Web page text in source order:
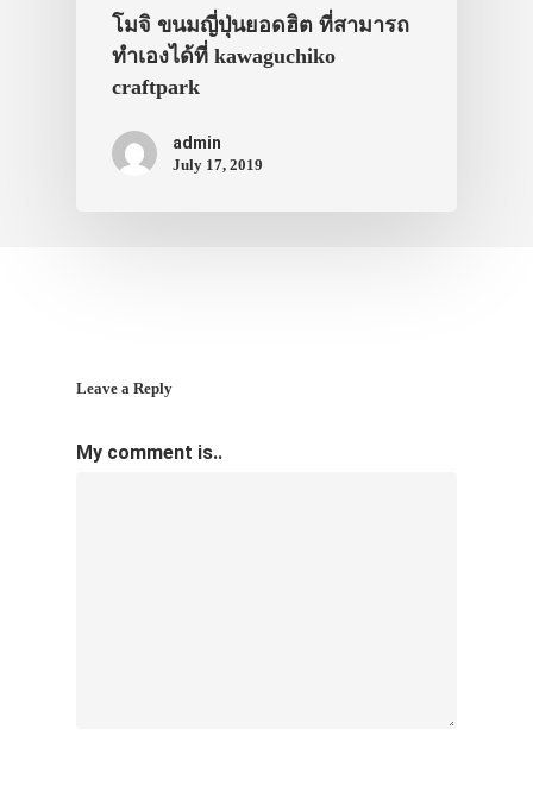
โมจิ ขนมญี่ปุ่นยอดฮิต ที่สามารถ
ทำเองได้ที่ kawaguchiko
craftpark
admin
July 17, 2019
Leave a Reply
My comment is..